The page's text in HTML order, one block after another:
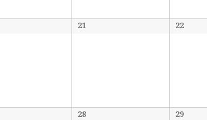
21 22
28 29